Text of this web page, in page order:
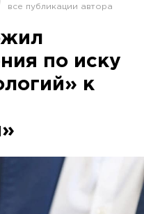
Оренбург
по иску
к